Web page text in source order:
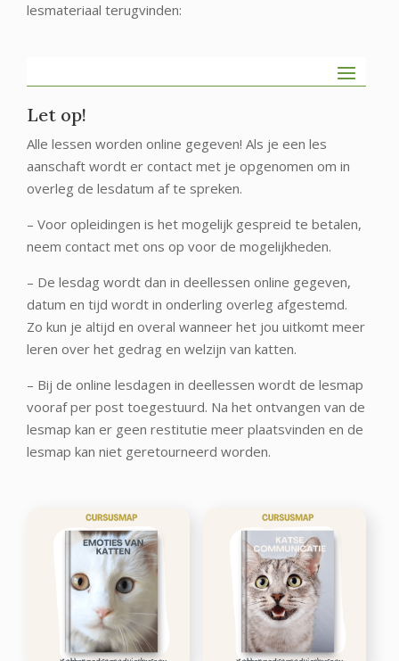
lesmateriaal terugvinden:
Let op!
Alle lessen worden online gegeven! Als je een les
aanschaft wordt er contact met je opgenomen om in
overleg de lesdatum af te spreken.
– Voor opleidingen is het mogelijk gespreid te betalen,
neem contact met ons op voor de mogelijkheden.
– De lesdag wordt dan in deellessen online gegeven,
datum en tijd wordt in onderling overleg afgestemd.
Zo kun je altijd en overal wanneer het jou uitkomt meer
leren over het gedrag en welzijn van katten.
– Bij de online lesdagen in deellessen wordt de lesmap
vooraf per post toegestuurd. Na het ontvangen van de
lesmap kan er geen restitutie meer plaatsvinden en de
lesmap kan niet geretourneerd worden.